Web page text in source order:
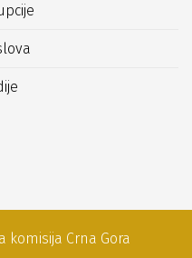
komisija Crna Gora